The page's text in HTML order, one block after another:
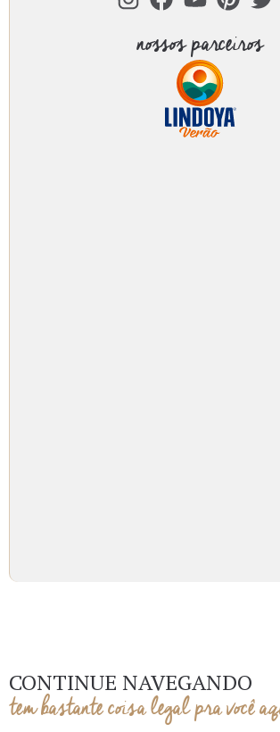
nossos parceiros
CONTINUE NAVEGANDO
tem bastante coisa legal pra você